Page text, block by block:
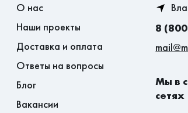
О нас
Наши проекты
Доставка и оплата
Ответы на вопросы
Блог
Вакансии
8
Мы в
сетях